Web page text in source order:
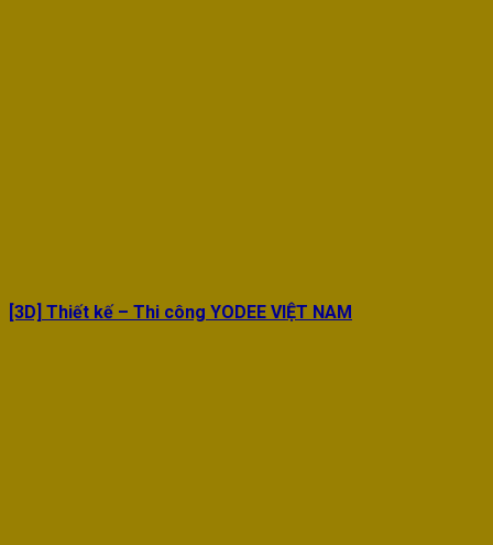
[3D] Thiết kế – Thi công YODEE VIỆT NAM